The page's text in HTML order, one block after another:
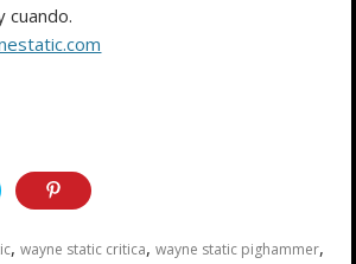
cuando.
,wayne static critica,wayne static pighammer,